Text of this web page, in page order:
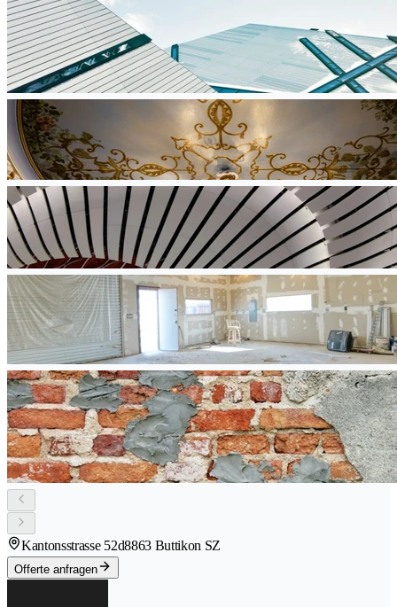
Kantonsstrasse 52d8863 Buttikon SZ
Offerte anfragen